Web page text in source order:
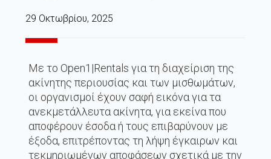
29 Οκτωβρίου, 2025
Με το Open1|Rentals για τη διαχείριση της
ακίνητης περιουσίας και των μισθωμάτων,
οι οργανισμοί έχουν σαφή εικόνα για τα
ανεκμετάλλευτα ακίνητα, για εκείνα που
αποφέρουν έσοδα ή τους επιβαρύνουν με
έξοδα, επιτρέποντας τη λήψη έγκαιρων και
τεκμηριωμένων αποφάσεων σχετικά με την